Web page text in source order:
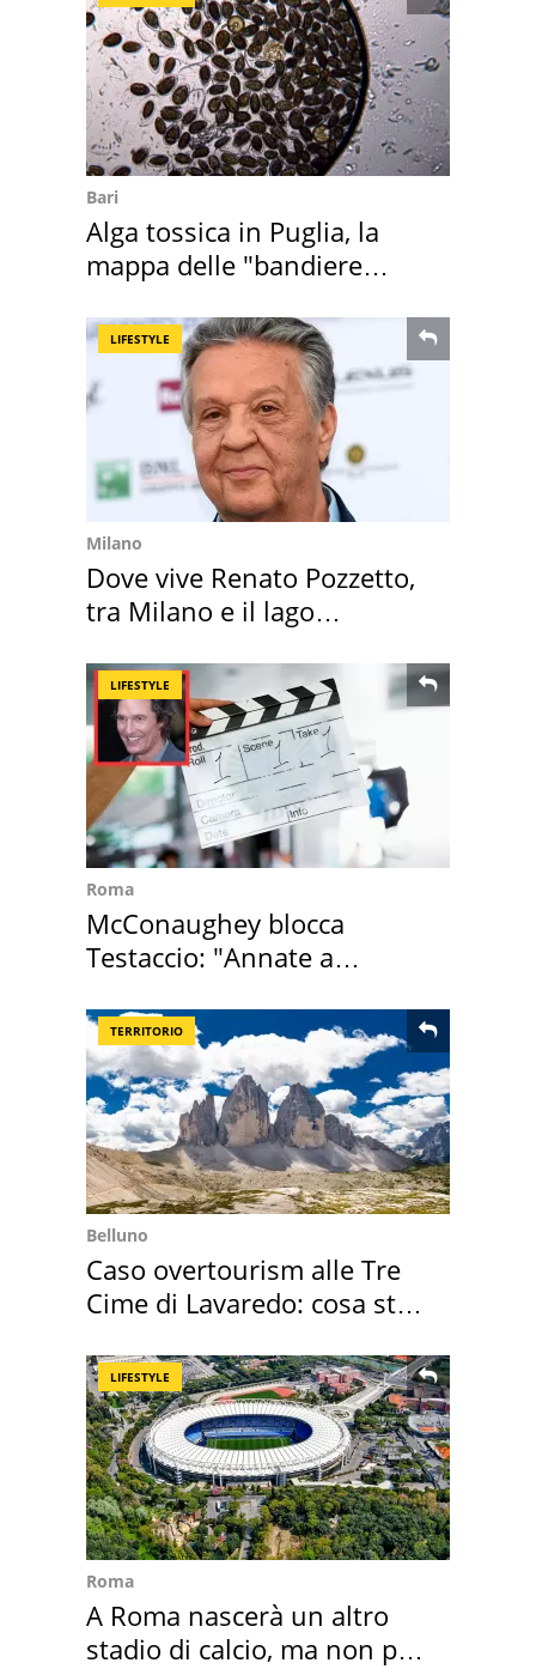
Bari
Alga tossica in Puglia, la
mappa delle "bandiere
LIFESTYLE
Milano
Dove vive Renato Pozzetto,
tra Milano e il lago
LIFESTYLE
Roma
McConaughey blocca
Testaccio: "Annate a
TERRITORIO
Belluno
Caso overtourism alle Tre
Cime di Lavaredo: cosa sta
LIFESTYLE
Roma
A Roma nascerà un altro
stadio di calcio, ma non per